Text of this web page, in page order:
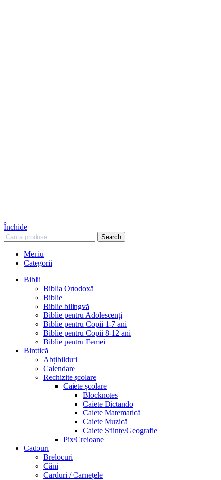
Închide
Search
Meniu
Categorii
Biblii
Biblia Ortodoxă
Biblie
Biblie bilingvă
Biblie pentru Adolescenți
Biblie pentru Copii 1-7 ani
Biblie pentru Copii 8-12 ani
Biblie pentru Femei
Birotică
Abțibilduri
Calendare
Rechizite școlare
Caiete școlare
Blocknotes
Caiete Dictando
Caiete Matematică
Caiete Muzică
Caiete Științe/Geografie
Pix/Creioane
Cadouri
Brelocuri
Căni
Carduri / Carnețele